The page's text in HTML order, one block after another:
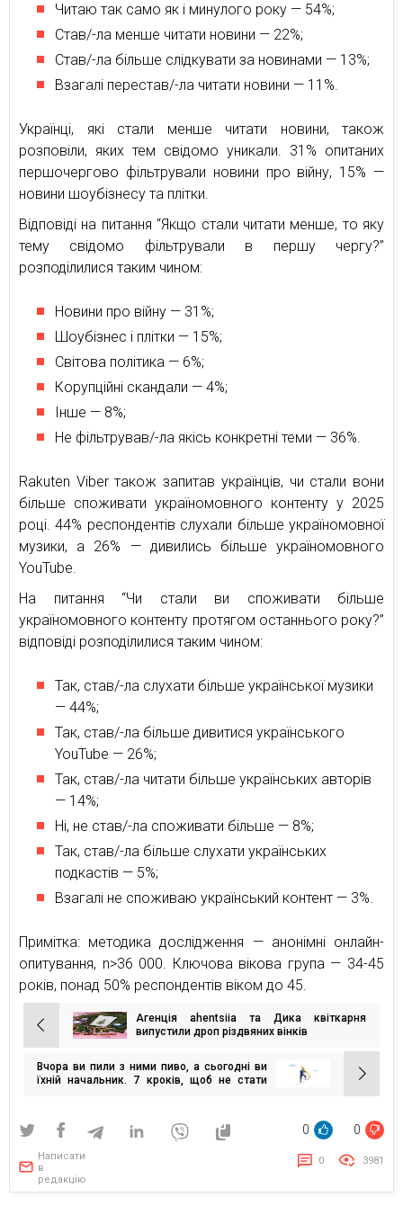
Читаю так само як і минулого року — 54%;
Став/-ла менше читати новини — 22%;
Став/-ла більше слідкувати за новинами — 13%;
Взагалі перестав/-ла читати новини — 11%.
Українці, які стали менше читати новини, також
розповіли, яких тем свідомо уникали. 31% опитаних
першочергово фільтрували новини про війну, 15% —
новини шоубізнесу та плітки.
Відповіді на питання “Якщо стали читати менше, то яку
тему свідомо фільтрували в першу чергу?”
розподілилися таким чином:
Новини про війну — 31%;
Шоубізнес і плітки — 15%;
Світова політика — 6%;
Корупційні скандали — 4%;
Інше — 8%;
Не фільтрував/-ла якісь конкретні теми — 36%.
Rakuten Viber також запитав українців, чи стали вони
більше споживати україномовного контенту у 2025
році. 44% респондентів слухали більше україномовної
музики, а 26% — дивились більше україномовного
YouTube.
На питання “Чи стали ви споживати більше
україномовного контенту протягом останнього року?”
відповіді розподілилися таким чином:
Так, став/-ла слухати більше української музики
— 44%;
Так, став/-ла більше дивитися українського
YouTube — 26%;
Так, став/-ла читати більше українських авторів
— 14%;
Ні, не став/-ла споживати більше — 8%;
Так, став/-ла більше слухати українських
подкастів — 5%;
Взагалі не споживаю український контент — 3%.
Примітка: методика дослідження — анонімні онлайн-
опитування, n>36 000. Ключова вікова група — 34-45
років, понад 50% респондентів віком до 45.
Навігація
записів
Агенція ahentsiia та Дика квіткарня
випустили дроп різдвяних вінків
Вчора ви пили з ними пиво, а сьогодні ви
їхній начальник. 7 кроків, щоб не стати
0 0
Написати
в
редакцію
0 3981